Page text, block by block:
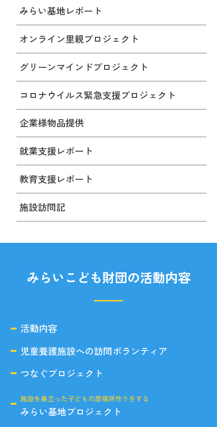
みらい基地レポート
オンライン里親プロジェクト
グリーンマインドプロジェクト
コロナウイルス緊急支援プロジェクト
企業様物品提供
就業支援レポート
教育支援レポート
施設訪問記
みらいこども財団の活動内容
活動内容
児童養護施設への訪問ボランティア
つなぐプロジェクト
施設を巣立った子どもの居場所作りをする
みらい基地プロジェクト